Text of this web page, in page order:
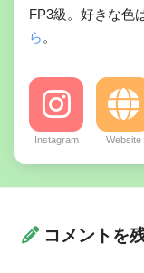
FP3級。好きな色
ら 。
Instagram Website
コメントを